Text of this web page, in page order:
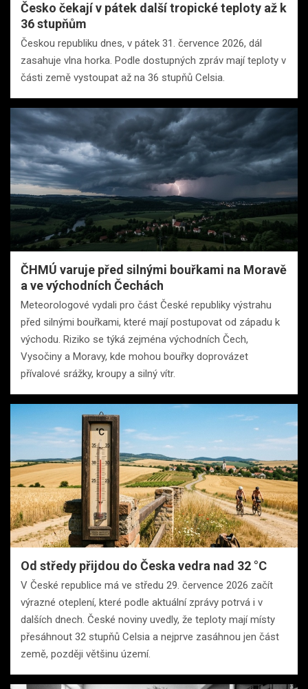
Česko čekají v pátek další tropické teploty až k
36 stupňům
Českou republiku dnes, v pátek 31. července 2026, dál
zasahuje vlna horka. Podle dostupných zpráv mají teploty v
části země vystoupat až na 36 stupňů Celsia.
ČHMÚ varuje před silnými bouřkami na Moravě
a ve východních Čechách
Meteorologové vydali pro část České republiky výstrahu
před silnými bouřkami, které mají postupovat od západu k
východu. Riziko se týká zejména východních Čech,
Vysočiny a Moravy, kde mohou bouřky doprovázet
přívalové srážky, kroupy a silný vítr.
Od středy přijdou do Česka vedra nad 32 °C
V České republice má ve středu 29. července 2026 začít
výrazné oteplení, které podle aktuální zprávy potrvá i v
dalších dnech. České noviny uvedly, že teploty mají místy
přesáhnout 32 stupňů Celsia a nejprve zasáhnou jen část
země, později většinu území.